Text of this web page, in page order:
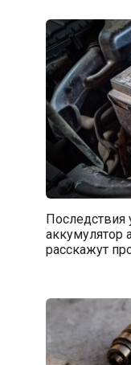
Последствия
аккумулятор
расскажут